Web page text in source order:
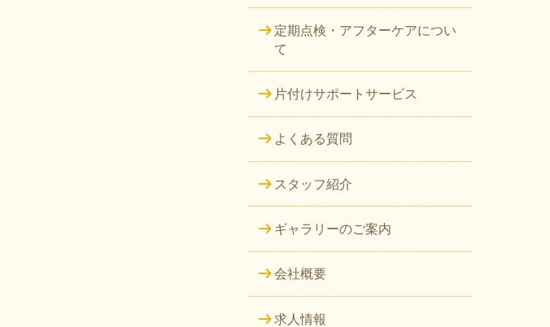
定期点検・アフターケアについ
て
片付けサポートサービス
よくある質問
スタッフ紹介
ギャラリーのご案内
会社概要
求人情報